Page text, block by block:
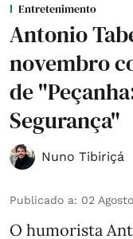
Entretenimento
Antonio
novembro
de
Segurança"
Nuno Tibiriçá
Publicado a: 02
O humorista